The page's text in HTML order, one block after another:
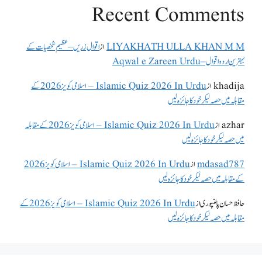
Recent Comments
LIYAKHATH ULLA KHAN M Mازاقوال زریں – عظیم شخصیات کے
بہترین اردو اقوال – Aqwal e Zareen Urdu
khadijaاز
Islamic Quiz 2026 In Urdu – اسلامی کویز 2026 کے
مقابلہ میں حصہ لیکر خود کا جائزہ لیں
azharاز
Islamic Quiz 2026 In Urdu – اسلامی کویز 2026 کے مقابلہ
میں حصہ لیکر خود کا جائزہ لیں
mdasad787از
Islamic Quiz 2026 In Urdu – اسلامی کویز 2026
کے مقابلہ میں حصہ لیکر خود کا جائزہ لیں
حافظ حسان پالنپوریاز
Islamic Quiz 2026 In Urdu – اسلامی کویز 2026 کے
مقابلہ میں حصہ لیکر خود کا جائزہ لیں